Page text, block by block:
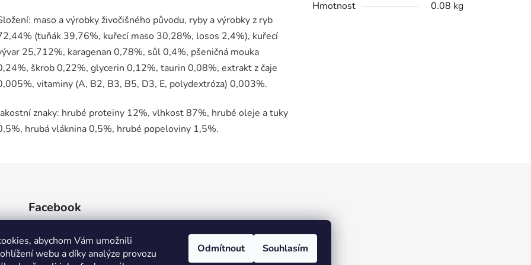
abychom Vám umožnili
webu a díky analýze provozu
Odmítnout Souhlasím
maso a výrobky živočišného původu, ryby a výrobky z ryb
(tuňák 39,76%, kuřecí maso 30,28%, losos 2,4%), kuřecí
25,712%, karagenan 0,78%, sůl 0,4%, pšeničná mouka
škrob 0,22%, glycerin 0,12%, taurin 0,08%, extrakt z čaje
vitaminy (A, B2, B3, B5, D3, E, polydextróza) 0,003%.
znaky: hrubé proteiny 12%, vlhkost 87%, hrubé oleje a tuky
hrubá vláknina 0,5%, hrubé popeloviny 1,5%.
Hmotnost
0.08 kg
Facebook